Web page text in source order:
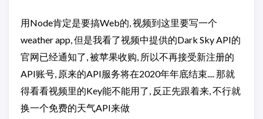
用Node肯定是要搞Web的, 视频到这里要写一个
weather app, 但是我看了视频中提供的Dark Sky API的
官网已经通知了, 被苹果收购, 所以不再接受新注册的
API账号, 原来的API服务将在2020年年底结束.... 那就
得看看视频里的Key能不能用了, 反正先跟着来, 不行就
换一个免费的天气API来做